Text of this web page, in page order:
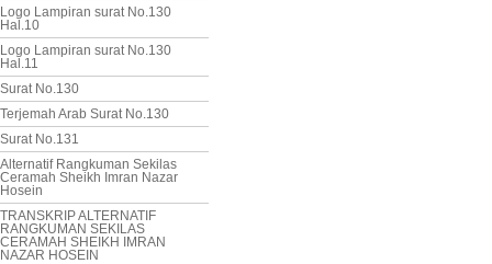
Logo Lampiran surat No.130
Hal.10
Logo Lampiran surat No.130
Hal.11
Surat No.130
Terjemah Arab Surat No.130
Surat No.131
Alternatif Rangkuman Sekilas
Ceramah Sheikh Imran Nazar
Hosein
TRANSKRIP ALTERNATIF
RANGKUMAN SEKILAS
CERAMAH SHEIKH IMRAN
NAZAR HOSEIN